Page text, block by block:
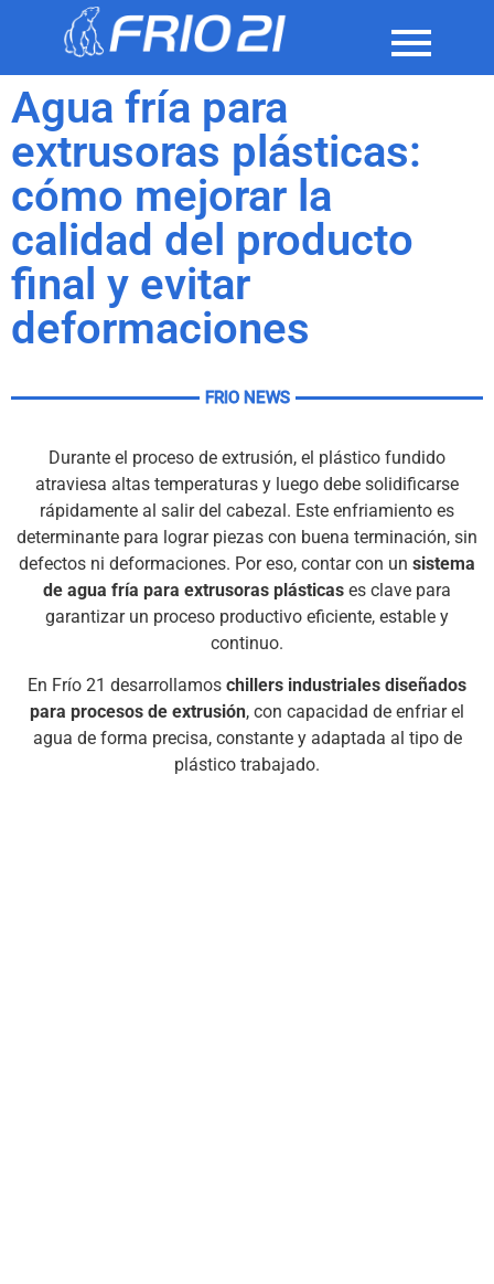
Agua fría para
extrusoras plásticas:
cómo mejorar la
calidad del producto
final y evitar
deformaciones
FRIO NEWS
Durante el proceso de extrusión, el plástico fundido
atraviesa altas temperaturas y luego debe solidificarse
rápidamente al salir del cabezal. Este enfriamiento es
determinante para lograr piezas con buena terminación, sin
defectos ni deformaciones. Por eso, contar con un sistema
de agua fría para extrusoras plásticas es clave para
garantizar un proceso productivo eficiente, estable y
continuo.
En Frío 21 desarrollamos chillers industriales diseñados
para procesos de extrusión, con capacidad de enfriar el
agua de forma precisa, constante y adaptada al tipo de
plástico trabajado.